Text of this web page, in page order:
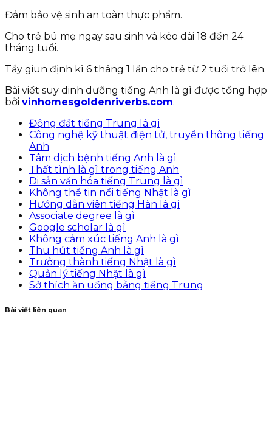
Đảm bảo vệ sinh an toàn thực phẩm.
Cho trẻ bú mẹ ngay sau sinh và kéo dài 18 đến 24
tháng tuổi.
Tẩy giun định kì 6 tháng 1 lần cho trẻ từ 2 tuổi trở lên.
Bài viết suy dinh dưỡng tiếng Anh là gì được tổng hợp
bởi vinhomesgoldenriverbs.com.
Động đất tiếng Trung là gì
Công nghệ kỹ thuật điện tử, truyền thông tiếng
Anh
Tâm dịch bệnh tiếng Anh là gì
Thất tình là gì trong tiếng Anh
Di sản văn hóa tiếng Trung là gì
Không thể tin nổi tiếng Nhật là gì
Hướng dẫn viên tiếng Hàn là gì
Associate degree là gì
Google scholar là gì
Không cảm xúc tiếng Anh là gì
Thu hút tiếng Anh là gì
Trưởng thành tiếng Nhật là gì
Quản lý tiếng Nhật là gì
Sở thích ăn uống bằng tiếng Trung
Bài viết liên quan